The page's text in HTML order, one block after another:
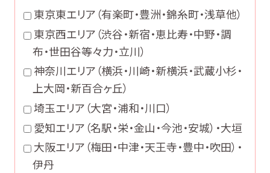
東京東エリア（有楽町・豊洲・錦糸町・浅草他）
東京西エリア（渋谷・新宿・恵比寿・中野・調
布・世田谷等々力・立川）
神奈川エリア（横浜・川崎・新横浜・武蔵小杉・
上大岡・新百合ヶ丘）
埼玉エリア（大宮・浦和・川口）
愛知エリア（名駅・栄・金山・今池・安城）・大垣
大阪エリア（梅田・中津・天王寺・豊中・吹田）・
伊丹